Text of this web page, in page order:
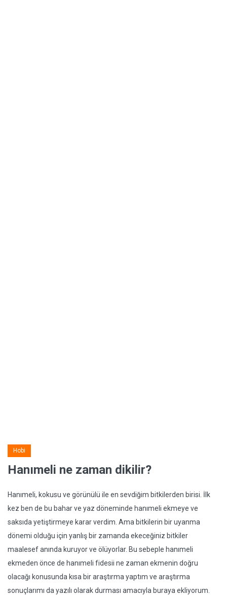
Hobi
Hanımeli ne zaman dikilir?
Hanımeli, kokusu ve görünülü ile en sevdiğim bitkilerden birisi. İlk
kez ben de bu bahar ve yaz döneminde hanımeli ekmeye ve
saksıda yetiştirmeye karar verdim. Ama bitkilerin bir uyanma
dönemi olduğu için yanlış bir zamanda ekeceğiniz bitkiler
maalesef anında kuruyor ve ölüyorlar. Bu sebeple hanımeli
ekmeden önce de hanımeli fidesii ne zaman ekmenin doğru
olacağı konusunda kısa bir araştırma yaptım ve araştırma
sonuçlarımı da yazılı olarak durması amacıyla buraya ekliyorum.